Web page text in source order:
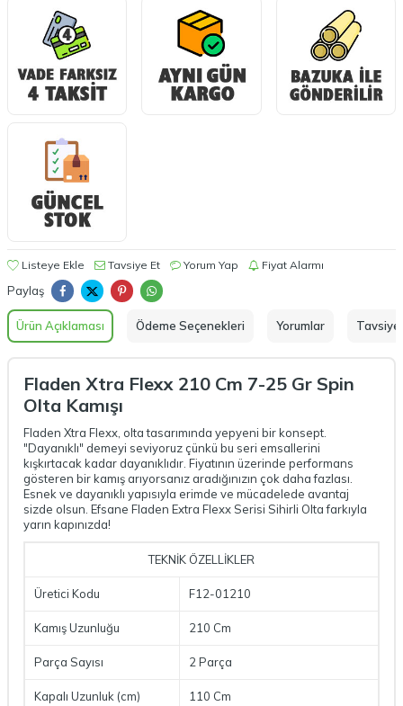
Listeye Ekle Tavsiye Et Yorum Yap Fiyat Alarmı
Paylaş
Ürün Açıklaması Ödeme Seçenekleri Yorumlar Tavsiye
Fladen Xtra Flexx 210 Cm 7-25 Gr Spin
Olta Kamışı
Fladen Xtra Flexx, olta tasarımında yepyeni bir konsept.
"Dayanıklı" demeyi seviyoruz çünkü bu seri emsallerini
kışkırtacak kadar dayanıklıdır. Fiyatının üzerinde performans
gösteren bir kamış arıyorsanız aradığınızın çok daha fazlası.
Esnek ve dayanıklı yapısıyla erimde ve mücadelede avantaj
sizde olsun. Efsane Fladen Extra Flexx Serisi Sihirli Olta farkıyla
yarın kapınızda!
TEKNİK ÖZELLİKLER
Üretici Kodu F12-01210
Kamış Uzunluğu 210 Cm
Parça Sayısı 2 Parça
Kapalı Uzunluk (cm) 110 Cm